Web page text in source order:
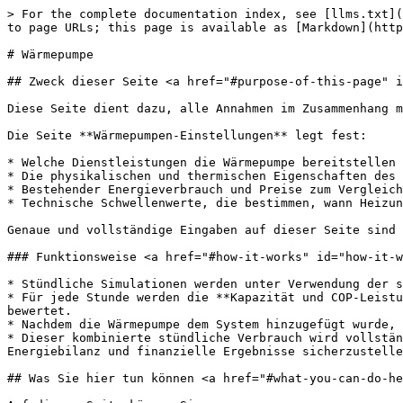
> For the complete documentation index, see [llms.txt](https://docs.solarvis.co/llms.txt). Markdown versions of documentation pages are available by appending `.md` to page URLs; this page is available as [Markdown](https://docs.solarvis.co/documentation/de/project-design/create-a-project/heat-pump.md).

# Wärmepumpe

## Zweck dieser Seite <a href="#purpose-of-this-page" id="purpose-of-this-page"></a>

Diese Seite dient dazu, alle Annahmen im Zusammenhang mit der Nutzung der Wärmepumpe und den Gebäudegegebenheiten zu definieren, bevor ein System ausgewählt wird.

Die Seite **Wärmepumpen-Einstellungen** legt fest:

* Welche Dienstleistungen die Wärmepumpe bereitstellen wird (Heizung, Kühlung, Warmwasser)
* Die physikalischen und thermischen Eigenschaften des Gebäudes
* Bestehender Energieverbrauch und Preise zum Vergleich
* Technische Schwellenwerte, die bestimmen, wann Heizung oder Kühlung erforderlich ist

Genaue und vollständige Eingaben auf dieser Seite sind unerlässlich für eine zuverlässige Systemauslegung, Leistungsschätzung und Finanzanalyse.

### Funktionsweise <a href="#how-it-works" id="how-it-works"></a>

* Stündliche Simulationen werden unter Verwendung der stündlichen Außentemperaturdaten des Projektstandorts durchgeführt.
* Für jede Stunde werden die **Kapazität und COP-Leistung** der Wärmepumpe entsprechend der Leistungsanalyse bei unterschiedlichen Ein- und Austrittstemperaturen bewertet.
* Nachdem die Wärmepumpe dem System hinzugefügt wurde, wird ihr **stündlicher Stromverbrauch mit dem bestehenden Verbrauchsprofil des Gebäudes kombiniert**.
* Dieser kombinierte stündliche Verbrauch wird vollständig in die **Wirtschaftlichkeitsberechnungen für PV- und Batteriesysteme** einbezogen, um eine konsistente Energiebilanz und finanzielle Ergebnisse sicherzustellen.

## Was Sie hier tun können <a href="#what-you-can-do-here" id="what-you-can-do-here"></a>

Auf dieser Seite können Sie:

* Die beabsichtigte Nutzung des Wärmepumpensystems definieren
* Gebäudetyp und thermische Eigenschaften beschreiben
* Brennstoffpreise und Währung für Kostenvergleiche eingeben
* Heizverteilungsmethode und Gebäudegeometrie angeben
* Technische Schwellenwerte und Warmwasserparameter konfigurieren
* Automatische Systemvorschläge generieren oder Systeme manuell auswählen

{% embed url="<https://app.arcade.software/share/nMCzpmpaO9R92mEuKh9u?language=de>" %}

## Aktivierung der Wärmepumpe <a href="#heat-pump-activation" id="heat-pump-activation"></a>

Bevor Sie Systemdetails eingeben, aktivieren Sie den **Wärmepumpe**-Schalter oben auf der Seite.

* Wenn deaktiviert, wird das Wärmepumpensystem aus dem Projekt ausgeschlossen.
* Wenn aktiviert, werden alle wärme­pumpenbezogenen Eingaben aktiv und in die Berechnungen einbezogen.

## Einstellungen <a href="#preferences" id="preferences"></a>

Legt fest, wie das Wärmepumpensystem bewertet wird, indem Gebäudeeigenschaften, Nutzungszwecke, bestehende Energiequellen und technische Schwellenwerte festgelegt werden, die die Lastberechnung, Systemauslegung und Kostenanalyse direkt beeinflussen.

### Zweck <a href="#purpose" id="purpose"></a>

Sie können eine oder mehrere Optionen auswählen:

* **Heizung** – Schließt den Heizwärmebedarf in die Berechnungen ein.
*